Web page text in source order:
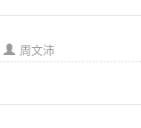
周文沛